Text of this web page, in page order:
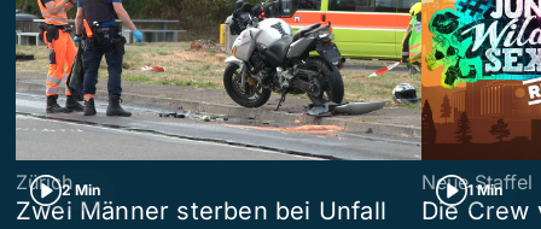
2 Min
Zürich
Zwei Männer sterben bei Unfall
1 Min
Neue Staffel
Die Crew